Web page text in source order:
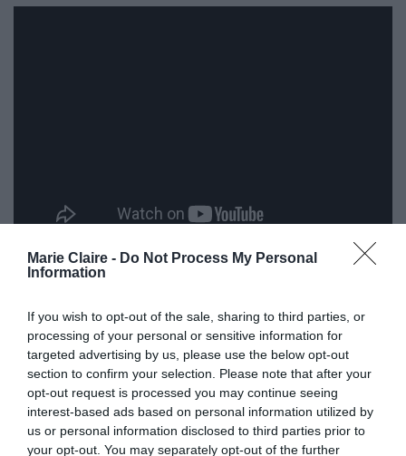
Marie Claire - Do Not Process My Personal
Information
If you wish to opt-out of the sale, sharing to third parties, or
processing of your personal or sensitive information for
targeted advertising by us, please use the below opt-out
section to confirm your selection. Please note that after your
opt-out request is processed you may continue seeing
interest-based ads based on personal information utilized by
us or personal information disclosed to third parties prior to
your opt-out. You may separately opt-out of the further
«Τα στερεότυπα που άλλοτε αποδίδουν και
άλλοτε δικαιολογούν συγκεκριμένα
χαρακτηριστικά στις γυναίκες και στους
άνδρες, επηρεάζουν δυστυχώς σε μεγάλο βαθμό
τον τρόπο με τον οποίο βλέπουμε τον κόσμο και
τους γύρω μας, τον τρόπο που διαμορφώνουμε
τις απόψεις μας και τον τρόπο που